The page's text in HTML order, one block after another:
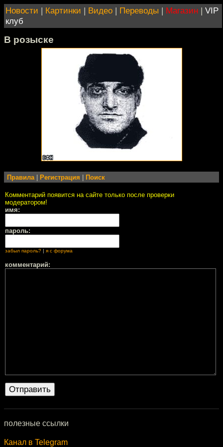
Новости | Картинки | Видео | Переводы | Магазин | VIP
клуб
В розыске
Правила Регистрация Поиск
Комментарий появится на сайте только после проверки
модератором!
имя:
пароль:
забыл пароль? | я с форума
комментарий:
полезные ссылки
Канал в Telegram